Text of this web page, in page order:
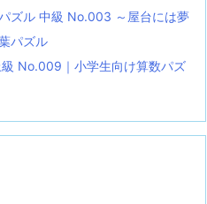
ズル 中級 No.003 ～屋台には夢
パズル
級 No.009｜小学生向け算数パズ